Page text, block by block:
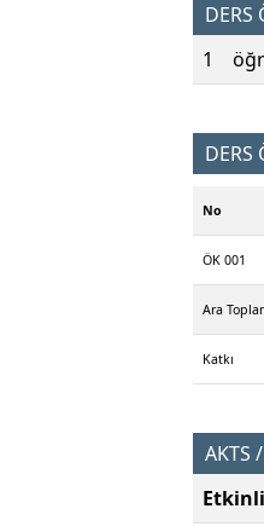
DERS
1
DERS
No
ÖK 001
Ara
Katkı
AKTS